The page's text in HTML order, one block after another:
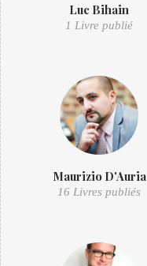
Luc Bihain
1 Livre publié
Maurizio D'Auria
16 Livres publiés